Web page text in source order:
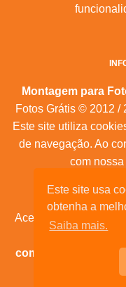
Este site usa
obtenha a
Saiba mais.
Montagem para
Fotos Grátis © 2012 /
Este site utiliza
de navegação. Ao
com nossa
Mapa do Site
Acesse nossas
comemorativas, e